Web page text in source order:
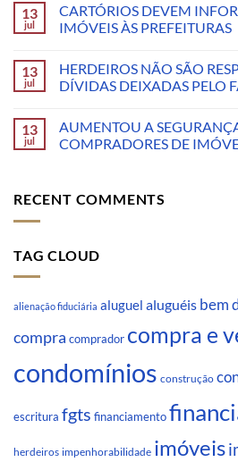
13
jul
CARTÓRIOS DEVEM
IMÓVEIS ÀS PREFEITURAS
13
jul
HERDEIROS NÃO SÃO
DÍVIDAS DEIXADAS PELO
13
jul
AUMENTOU A
COMPRADORES DE
RECENT COMMENTS
TAG CLOUD
alienação fiduciária aluguel aluguéis bem
compra comprador compra e
condomínios construção
escritura fgts financiamento
herdeiros impenhorabilidade imóveis